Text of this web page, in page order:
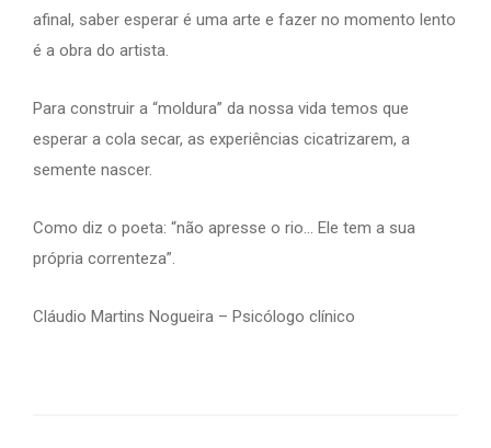
afinal, saber esperar é uma arte e fazer no momento lento
é a obra do artista.
Para construir a “moldura” da nossa vida temos que
esperar a cola secar, as experiências cicatrizarem, a
semente nascer.
Como diz o poeta: “não apresse o rio… Ele tem a sua
própria correnteza”.
Cláudio Martins Nogueira – Psicólogo clínico